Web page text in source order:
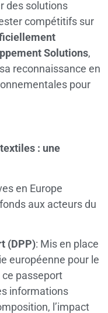
des solutions
compétitifs sur
Solutions,
reconnaissance en
pour
: une
en Europe
aux acteurs du
(DPP): Mis en place
européenne pour le
passeport
informations
l’impact